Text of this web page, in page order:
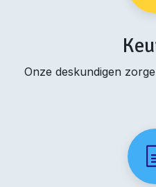
Onze deskundigen